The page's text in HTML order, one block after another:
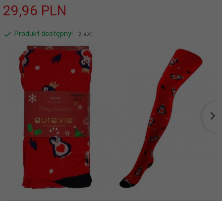
29,96 PLN
Produkt dostępny! 2 szt.